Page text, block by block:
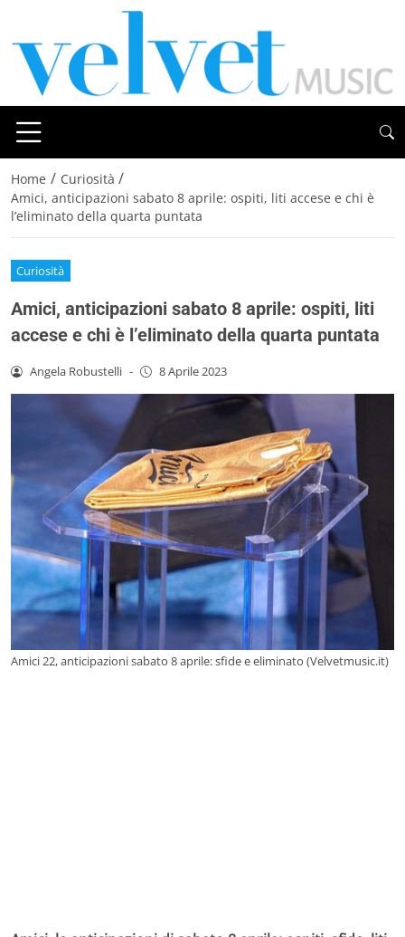
Home / Curiosità /
Amici, anticipazioni sabato 8 aprile: ospiti, liti accese e chi è
l’eliminato della quarta puntata
Curiosità
Amici, anticipazioni sabato 8 aprile: ospiti, liti
accese e chi è l’eliminato della quarta puntata
Angela Robustelli - 8 Aprile 2023
Amici 22, anticipazioni sabato 8 aprile: sfide e eliminato (Velvetmusic.it)